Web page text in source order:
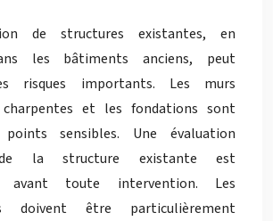
de structures existantes, en
les bâtiments anciens, peut
risques importants. Les murs
et les fondations sont
sensibles. Une évaluation
de la structure existante est
avant toute intervention. Les
doivent être particulièrement